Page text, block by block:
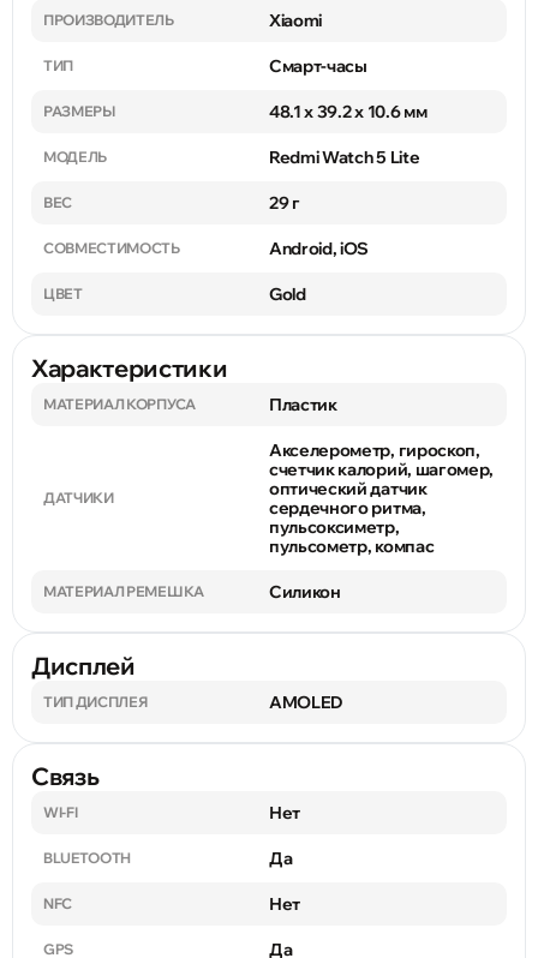
ПРОИЗВОДИТЕЛЬ Xiaomi
ТИП Смарт-часы
РАЗМЕРЫ 48.1 x 39.2 x 10.6 мм
МОДЕЛЬ Redmi Watch 5 Lite
ВЕС 29 г
СОВМЕСТИМОСТЬ Android, iOS
ЦВЕТ Gold
Характеристики
МАТЕРИАЛ КОРПУСА Пластик
ДАТЧИКИ
Акселерометр, гироскоп,
счетчик калорий, шагомер,
оптический датчик
сердечного ритма,
пульсоксиметр,
пульсометр, компас
МАТЕРИАЛ РЕМЕШКА Силикон
Дисплей
ТИП ДИСПЛЕЯ AMOLED
Связь
WI-FI Нет
BLUETOOTH Да
NFC Нет
GPS Да